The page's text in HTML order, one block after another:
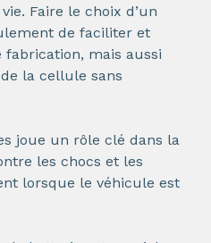
Faire le choix d’un
de faciliter et
mais aussi
la cellule sans
joue un rôle clé dans la
les chocs et les
lorsque le véhicule est